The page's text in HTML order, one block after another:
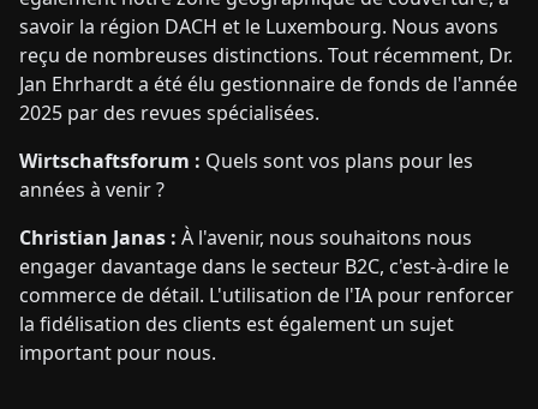
savoir la région DACH et le Luxembourg. Nous avons
reçu de nombreuses distinctions. Tout récemment, Dr.
Jan Ehrhardt a été élu gestionnaire de fonds de l'année
2025 par des revues spécialisées.
Wirtschaftsforum : Quels sont vos plans pour les
années à venir ?
Christian Janas : À l'avenir, nous souhaitons nous
engager davantage dans le secteur B2C, c'est-à-dire le
commerce de détail. L'utilisation de l'IA pour renforcer
la fidélisation des clients est également un sujet
important pour nous.